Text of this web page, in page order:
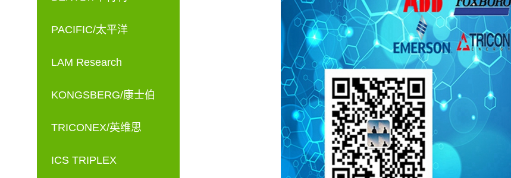
PACIFIC/太平洋
LAM Research
KONGSBERG/康士伯
TRICONEX/英维思
ICS TRIPLEX